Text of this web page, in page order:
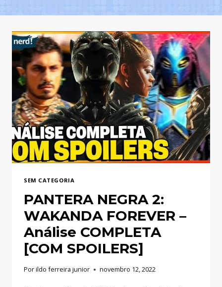
SEM CATEGORIA
PANTERA NEGRA 2:
WAKANDA FOREVER –
Análise COMPLETA
[COM SPOILERS]
Porildo ferreira junior novembro 12, 2022